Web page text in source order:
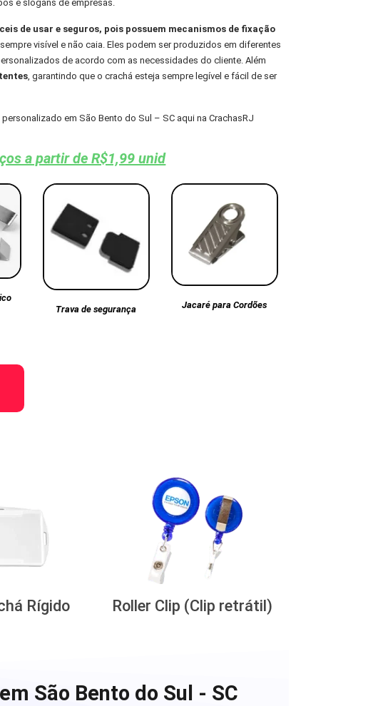
e slogans de empresas.
de usar e seguros, pois possuem mecanismos de fixação
visível e não caia. Eles podem ser produzidos em diferentes
de acordo com as necessidades do cliente. Além
, garantindo que o crachá esteja sempre legível e fácil de ser
em São Bento do Sul – SC aqui na CrachasRJ
a partir de R$1,99 unid
Trava de segurança
Jacaré para Cordões
Rígido Roller Clip (Clip retrátil)
São Bento do Sul - SC